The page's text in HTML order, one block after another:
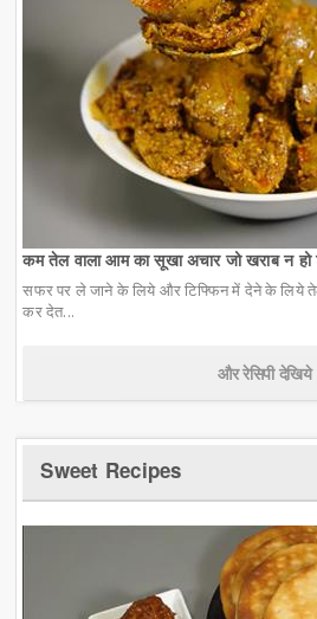
कम तेल वाला आम का सूखा अचार जो खराब न हो
सफर पर ले जाने के लिये और टिफ्फिन में देने के लिये
कर देत...
और रेसिपी देखिये
Sweet Recipes